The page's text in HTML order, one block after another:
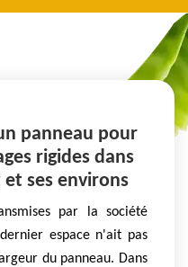
panneau pour
rigides dans
et ses environs
par la société
espace n'ait pas
du panneau. Dans